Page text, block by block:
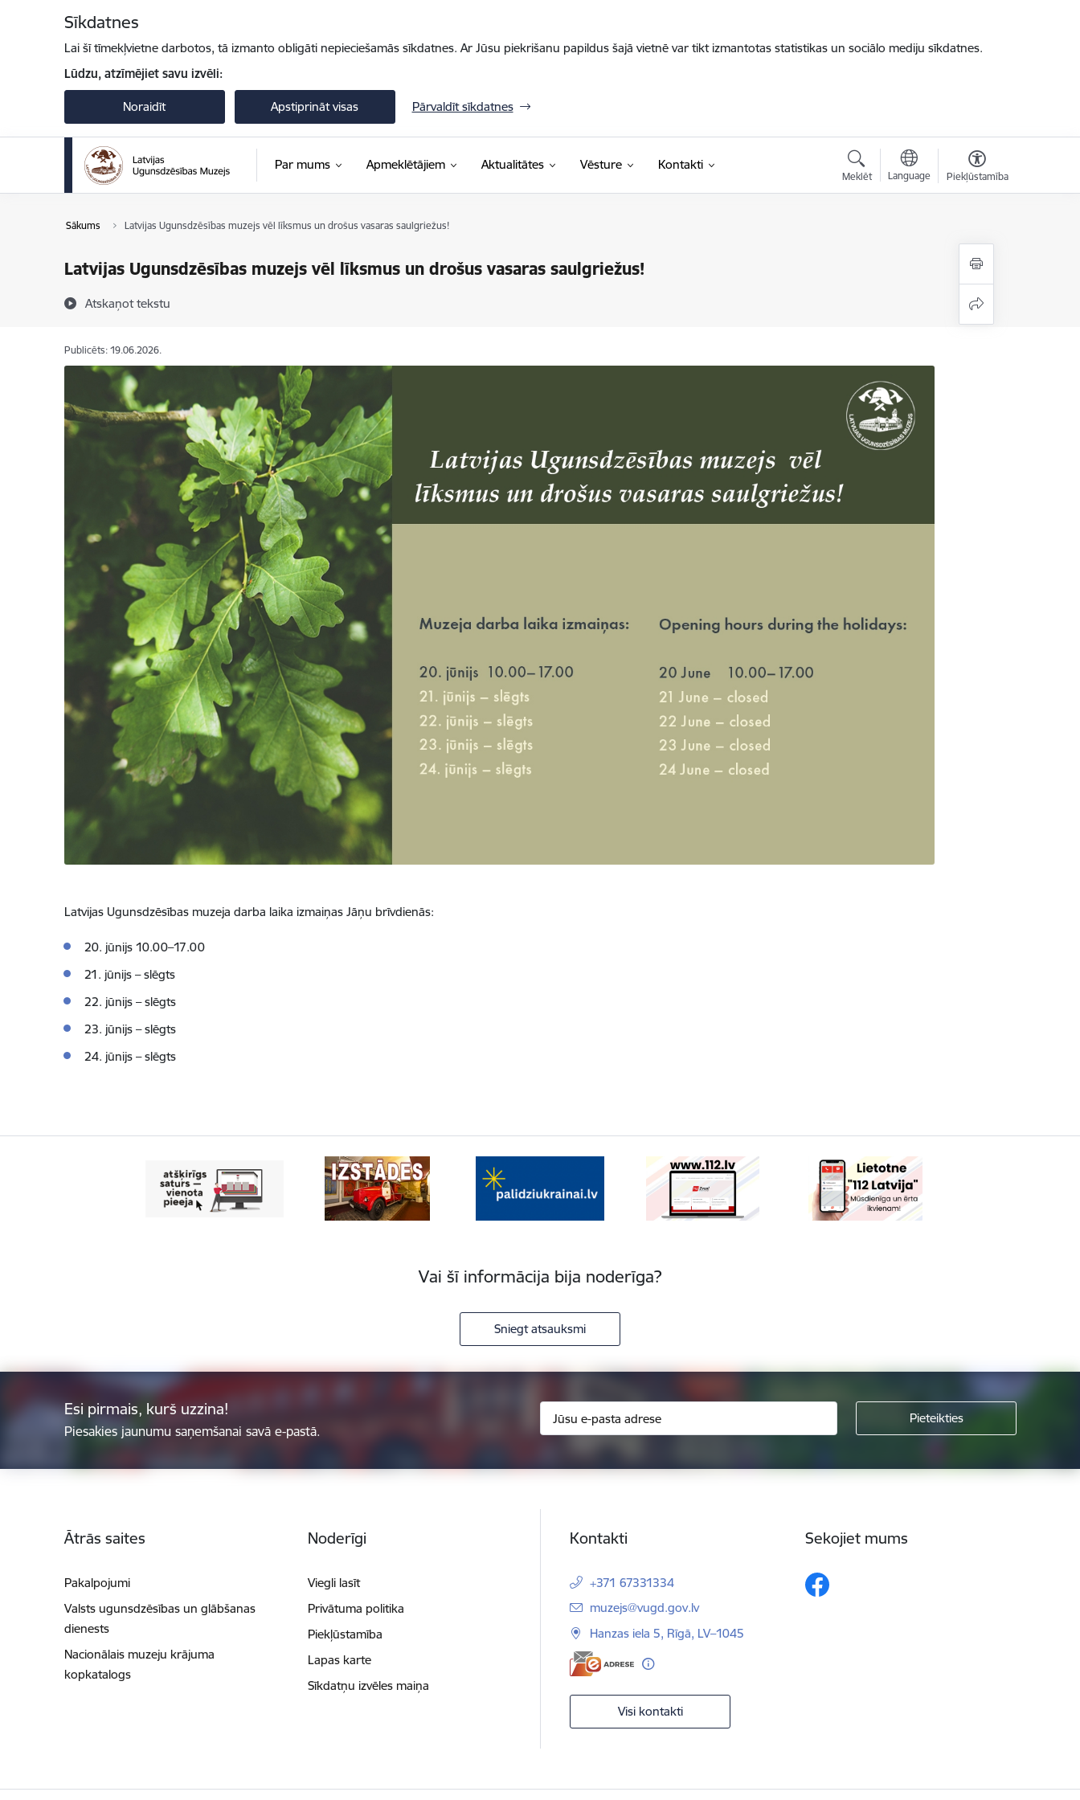
Sīkdatnes
Lai šī tīmekļvietne darbotos, tā izmanto obligāti nepieciešamās sīkdatnes. Ar Jūsu piekrišanu papildus šajā vietnē var tikt izmantotas statistikas un sociālo mediju sīkdatnes.
Lūdzu, atzīmējiet savu izvēli:
Noraidīt Apstiprināt visas Pārvaldīt sīkdatnes
Par mums Apmeklētājiem Aktualitātes Vēsture Kontakti
Meklēt Language Piekļūstamība
Sākums Latvijas Ugunsdzēsības muzejs vēl līksmus un drošus vasaras saulgriežus!
Latvijas Ugunsdzēsības muzejs vēl līksmus un drošus vasaras saulgriežus!
Atskaņot tekstu
Publicēts: 19.06.2026.
Latvijas Ugunsdzēsības muzeja darba laika izmaiņas Jāņu brīvdienās:
20. jūnijs 10.00–17.00
21. jūnijs –slēgts
22. jūnijs –slēgts
23. jūnijs –slēgts
24. jūnijs –slēgts
Vai šī informācija bija noderīga?
Sniegt atsauksmi
Esi pirmais, kurš uzzina!
Piesakies jaunumu saņemšanai savā e-pastā.
Ātrās saites
Pakalpojumi
Valsts ugunsdzēsības un glābšanas
dienests
Nacionālais muzeju krājuma
kopkatalogs
Noderīgi
Viegli lasīt
Privātuma politika
Piekļūstamība
Lapas karte
Sīkdatņu izvēles maiņa
Kontakti
+371 67331334
E-pasts:
muzejs@vugd.gov.lv
Hanzas iela 5, Rīgā, LV–1045
Visi kontakti
Sekojiet mums